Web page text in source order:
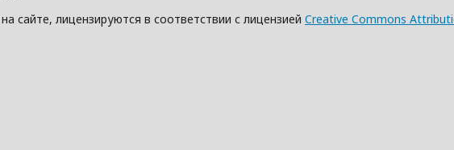
сайте, лицензируются в соответствии с лицензией Creative Commons